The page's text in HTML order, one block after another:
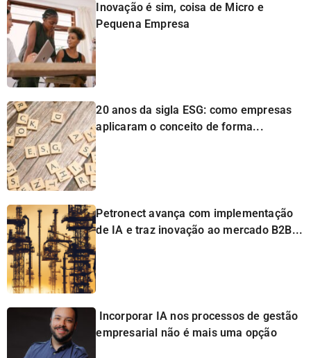
Inovação é sim, coisa de Micro e
Pequena Empresa
20 anos da sigla ESG: como empresas
aplicaram o conceito de forma...
Petronect avança com implementação
de IA e traz inovação ao mercado B2B...
Incorporar IA nos processos de gestão
empresarial não é mais uma opção